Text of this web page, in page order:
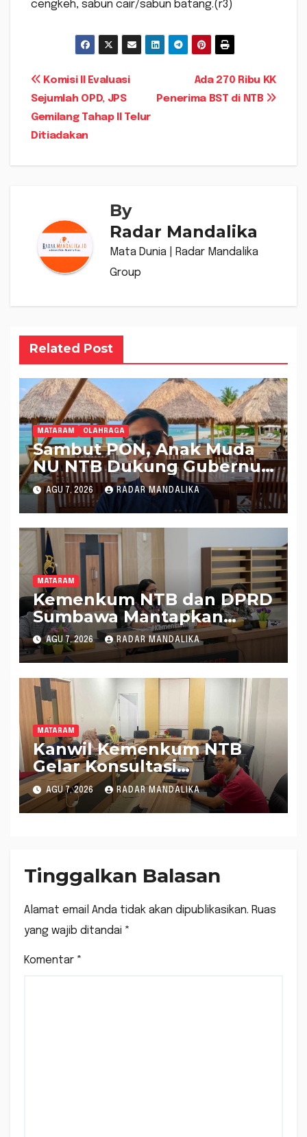
cengkeh, sabun cair/sabun batang.(r3)
Navigasi
pos
Ada 270 Ribu KK
Penerima BST di NTB
Komisi II Evaluasi
Sejumlah OPD, JPS
Gemilang Tahap II Telur
Ditiadakan
By
Radar Mandalika
Mata Dunia | Radar Mandalika
Group
Related Post
MATARAM OLAHRAGA
Sambut PON, Anak Muda
NU NTB Dukung Gubernur
Pimpin KONI NTB
AGU 7, 2026 RADAR MANDALIKA
MATARAM
Kemenkum NTB dan DPRD
Sumbawa Mantapkan
Rencana Pembentukan 8
Raperda Inisiatif
AGU 7, 2026 RADAR MANDALIKA
MATARAM
Kanwil Kemenkum NTB
Gelar Konsultasi
Penghitungan Kebutuhan
Formasi JF Perancang
Peraturan Perundang-
AGU 7, 2026 RADAR MANDALIKA
Tinggalkan Balasan
Alamat email Anda tidak akan dipublikasikan. Ruas
yang wajib ditandai *
Komentar *